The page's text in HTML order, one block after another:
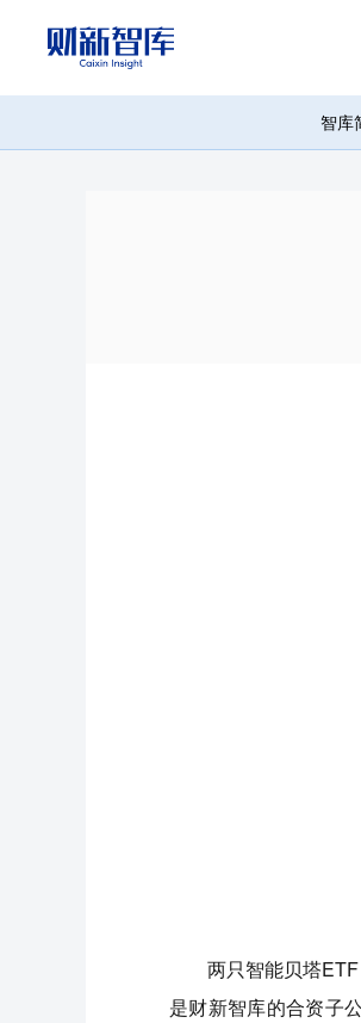
智库
两只智能贝塔
是财新智库的合资子